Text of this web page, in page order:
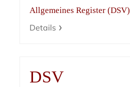
Allgemeines Register (DSV)
Details
DSV